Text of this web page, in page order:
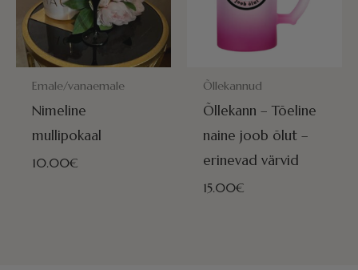
POSTITAMISEKS VALMIS HOMME!
Emale/vanaemale
Nimeline
mullipokaal
10.00€
POSTITAMISEKS VALMIS
Õllekannud
Õllekann – Tõeline
naine joob õlut –
erinevad värvid
15.00€